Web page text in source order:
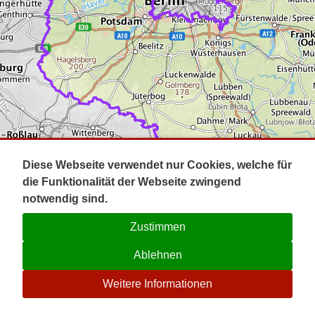
Impressum
Kontakt
☉
Diese Webseite verwendet nur Cookies, welche für
die Funktionalität der Webseite zwingend
notwendig sind.
Zustimmen
Ablehnen
Weitere Informationen